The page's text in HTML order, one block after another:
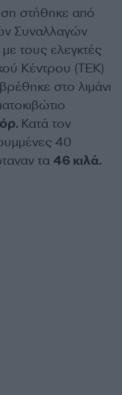
στήθηκε από
Συναλλαγών
τους ελεγκτές
Κέντρου (ΤΕΚ)
στο λιμάνι
Κατά τον
40
τα 46 κιλά.